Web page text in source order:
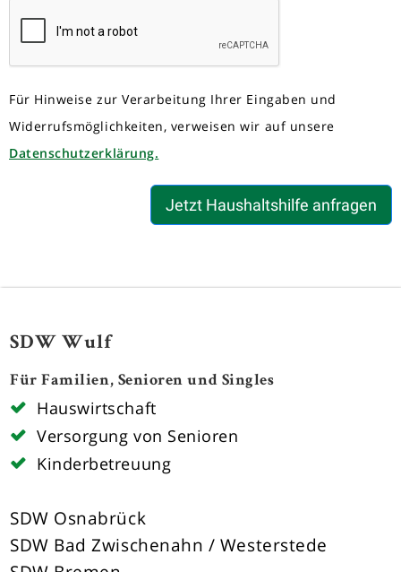
Für Hinweise zur Verarbeitung Ihrer Eingaben und
Widerrufsmöglichkeiten, verweisen wir auf unsere
Datenschutzerklärung.
Jetzt Haushaltshilfe anfragen
SDW Wulf
Für Familien, Senioren und Singles
Hauswirtschaft
Versorgung von Senioren
Kinderbetreuung
SDW Osnabrück
SDW Bad Zwischenahn / Westerstede